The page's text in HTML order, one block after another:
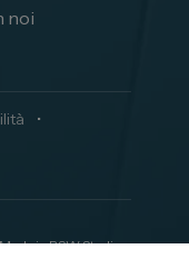
noi
•
inRSW Studio